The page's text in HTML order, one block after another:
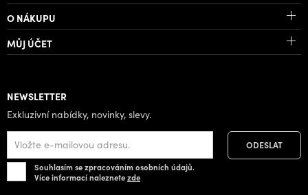
O NÁKUPU
MŮJ ÚČET
NEWSLETTER
Exkluzivní nabídky, novinky, slevy.
Souhlasím se zpracováním osobních údajů.
Více informací naleznetezde